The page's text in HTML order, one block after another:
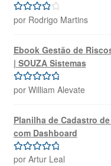
Avaliação
por Rodrigo Martins
Ebook Gestão de
| SOUZA Sistemas
Avaliação5
por William Alevate
Planilha de Cadastro
com Dashboard
Avaliação 5
por Artur Leal